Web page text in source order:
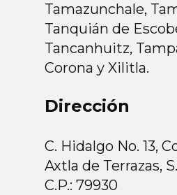
Tamazunchale,
Tanquián de
Tancanhuitz,
Corona y Xilitla.
Dirección
C. Hidalgo No. 13,
Axtla de Terrazas,
C.P.: 79930